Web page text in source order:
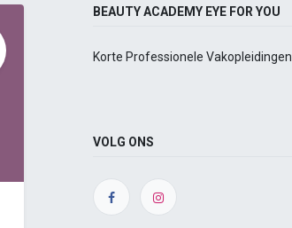
BEAUTY ACADEMY EYE FOR YOU
Korte Professionele Vakopleidingen
VOLG ONS